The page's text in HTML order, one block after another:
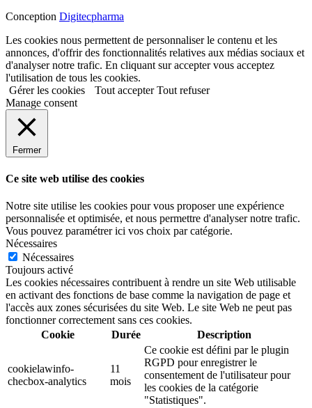
Conception Digitecpharma
Les cookies nous permettent de personnaliser le contenu et les
annonces, d'offrir des fonctionnalités relatives aux médias sociaux et
d'analyser notre trafic. En cliquant sur accepter vous acceptez
l'utilisation de tous les cookies.
Gérer les cookies
Tout accepterTout refuser
Manage consent
Fermer
Ce site web utilise des cookies
Notre site utilise les cookies pour vous proposer une expérience
personnalisée et optimisée, et nous permettre d'analyser notre trafic.
Vous pouvez paramétrer ici vos choix par catégorie.
Nécessaires
Nécessaires
Toujours activé
Les cookies nécessaires contribuent à rendre un site Web utilisable
en activant des fonctions de base comme la navigation de page et
l'accès aux zones sécurisées du site Web. Le site Web ne peut pas
fonctionner correctement sans ces cookies.
Cookie
Durée Description
cookielawinfo-
checbox-analytics
11
mois
Ce cookie est défini par le plugin
RGPD pour enregistrer le
consentement de l'utilisateur pour
les cookies de la catégorie
"Statistiques".